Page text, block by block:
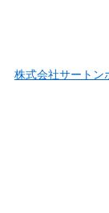
株式会社サートン